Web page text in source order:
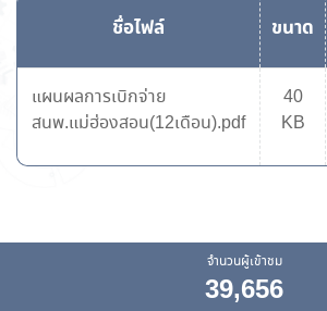
ชื่อไฟล์ ขนาด
แผนผลการเบิกจ่าย
สนพ.แม่ฮ่องสอน(12เดือน).pdf
40
KB
จำนวนผู้เข้าชม
39,656